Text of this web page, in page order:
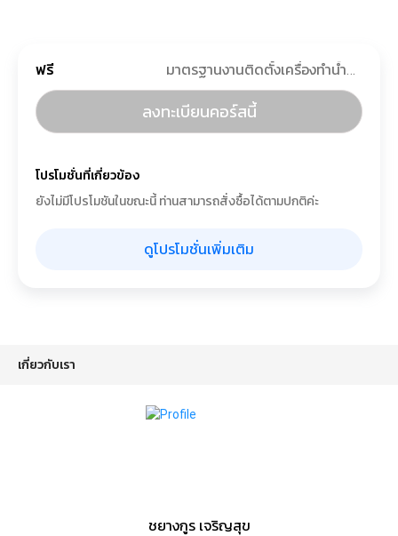
ฟรี มาตรฐานงานติดตั้งเครื่องทำน้ำอุ่น/น้ำร้อน
ลงทะเบียนคอร์สนี้
โปรโมชั่นที่เกี่ยวข้อง
ยังไม่มีโปรโมชันในขณะนี้ ท่านสามารถสั่งซื้อได้ตามปกติค่ะ
ดูโปรโมชั่นเพิ่มเติม
เกี่ยวกับเรา
ชยางกูร เจริญสุข